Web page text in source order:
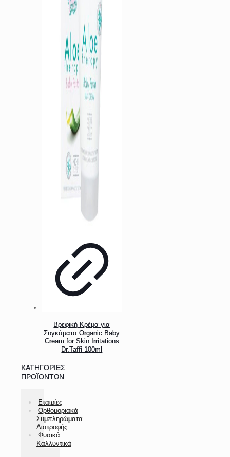
Βρεφική Κρέμα για
Συγκάματα Organic Baby
Cream for Skin Irritations
Dr.Taffi 100ml
ΚΑΤΗΓΟΡΊΕΣ
ΠΡΟΪΌΝΤΩΝ
Εταιρίες
Ορθομοριακά
Συμπληρώματα
Διατροφής
Φυσικά
Καλλυντικά